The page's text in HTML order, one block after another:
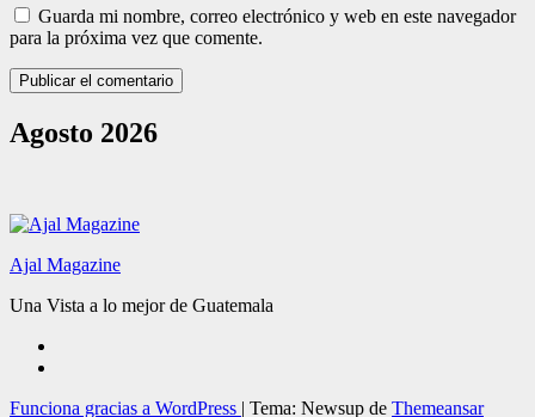
Guarda mi nombre, correo electrónico y web en este navegador
para la próxima vez que comente.
Agosto 2026
Ajal Magazine
Una Vista a lo mejor de Guatemala
Funciona gracias a WordPress | Tema: Newsup de Themeansar